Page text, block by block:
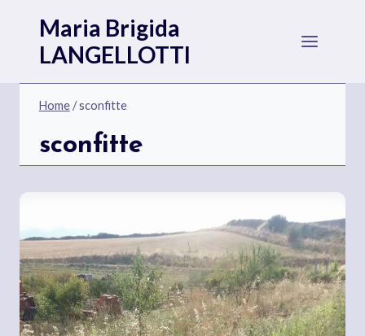
contenuto
Maria Brigida
LANGELLOTTI
Home/sconfitte
sconfitte